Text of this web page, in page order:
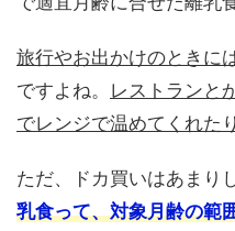
旅行やお出かけのときに
ですよね。 レストランと
でレンジで温めてくれた
ただ、ドカ買いはあまり
乳食って、対象月齢の範